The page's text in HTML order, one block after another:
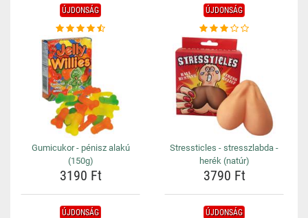
ÚJDONSÁG
Gumicukor - pénisz alakú
(150g)
3190 Ft
ÚJDONSÁG
Stressticles - stresszlabda -
herék (natúr)
3790 Ft
ÚJDONSÁG ÚJDONSÁG